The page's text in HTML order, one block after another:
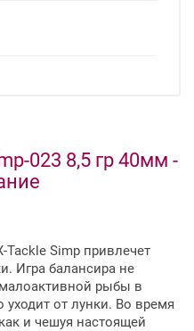
023 8,5 гр 40мм -
Simp привлечет
Игра балансира не
рыбы в
уходит от лунки. Во время
и чешуя настоящей